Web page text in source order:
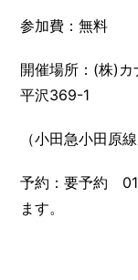
参加費：無料
開催場所：(株)
平沢369-1
（小田急小田原
予約：要予約
ます。